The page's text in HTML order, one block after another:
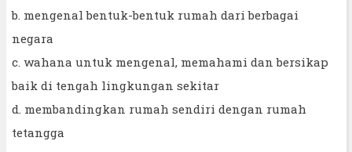
b. mengenal bentuk-bentuk rumah dari berbagai
negara
c. wahana untuk mengenal, memahami dan bersikap
baik di tengah lingkungan sekitar
d. membandingkan rumah sendiri dengan rumah
tetangga